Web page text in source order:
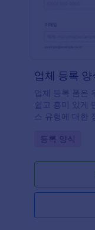
업체 등록 양
업체 등록 폼은
쉽고 흥미 있게
스 유형에 대한
습니다. 로고,
써 사용하세요.
Go to Category:
등록 양식